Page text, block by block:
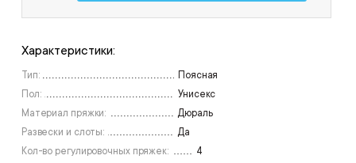
Характеристики:
Тип:
Поясная
Пол:
Унисекс
Материал пряжки:
Дюраль
Развески и слоты:
Да
Кол-во регулировочных пряжек:
4